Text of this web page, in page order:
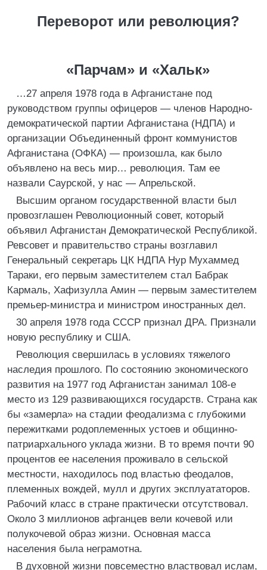
Переворот или революция?
«Парчам» и «Хальк»
…27 апреля 1978 года в Афганистане под
руководством группы офицеров — членов Народно-
демократической партии Афганистана (НДПА) и
организации Объединенный фронт коммунистов
Афганистана (ОФКА) — произошла, как было
объявлено на весь мир… революция. Там ее
назвали Саурской, у нас — Апрельской.
Высшим органом государственной власти был
провозглашен Революционный совет, который
объявил Афганистан Демократической Республикой.
Ревсовет и правительство страны возглавил
Генеральный секретарь ЦК НДПА Hyp Мухаммед
Тараки, его первым заместителем стал Бабрак
Кармаль, Хафизулла Амин — первым заместителем
премьер-министра и министром иностранных дел.
30 апреля 1978 года СССР признал ДРА. Признали
новую республику и США.
Революция свершилась в условиях тяжелого
наследия прошлого. По состоянию экономического
развития на 1977 год Афганистан занимал 108-е
место из 129 развивающихся государств. Страна как
бы «замерла» на стадии феодализма с глубокими
пережитками родоплеменных устоев и общинно-
патриархального уклада жизни. В то время почти 90
процентов ее населения проживало в сельской
местности, находилось под властью феодалов,
племенных вождей, мулл и других эксплуататоров.
Рабочий класс в стране практически отсутствовал.
Около 3 миллионов афганцев вели кочевой или
полукочевой образ жизни. Основная масса
населения была неграмотна.
В духовной жизни повсеместно властвовал ислам,